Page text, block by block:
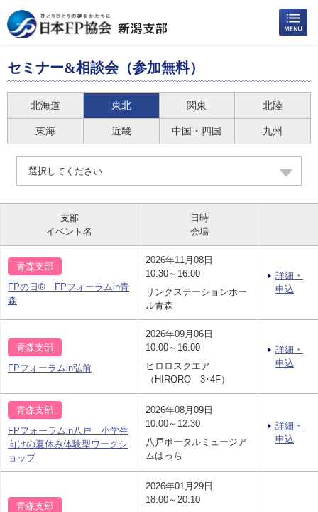
セミナー&相談会（参加無料）
北海道 東北 関東 北陸
東海 近畿 中国・四国 九州
選択してください
支部
イベント名
日時
会場
青森支部
FPの日® FPフォーラムin青
森
2026年11月08日
10:30～16:00
リンクステーションホー
ル青森
詳細・
申込
青森支部
FPフォーラムin弘前
2026年09月06日
10:00～16:00
ヒロロスクエア
（HIRORO 3･4F）
詳細・
申込
青森支部
FPフォーラムin八戸 小学生
向けの夏休み体験型ワークシ
ョップ
2026年08月09日
10:00～12:30
八戸ポータルミュージア
ムはっち
詳細・
申込
青森支部
2026年01月29日
18:00～20:10